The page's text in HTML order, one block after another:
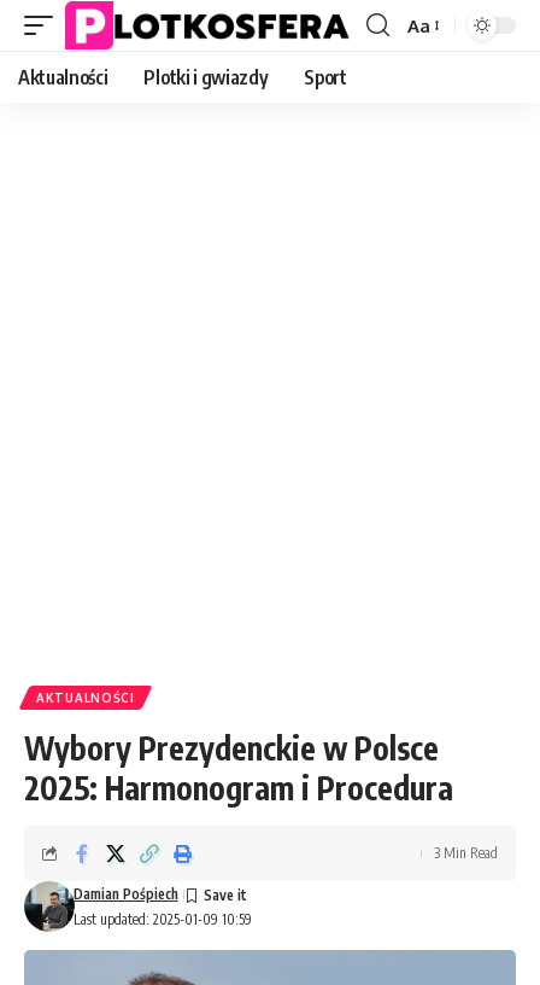
Font
Aa
Aktualności Plotki i gwiazdy Sport
AKTUALNOŚCI
Wybory Prezydenckie w Polsce
2025: Harmonogram i Procedura
Last updated: 2025-01-09 10:59
Damian Pośpiech
3 Min Read